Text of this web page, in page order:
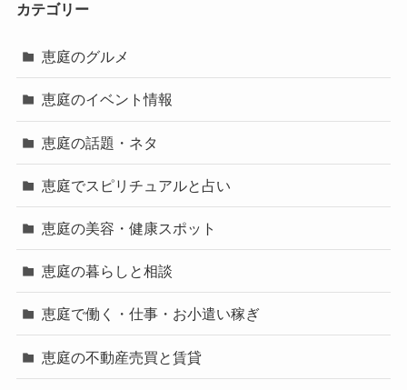
カテゴリー
恵庭のグルメ
恵庭のイベント情報
恵庭の話題・ネタ
恵庭でスピリチュアルと占い
恵庭の美容・健康スポット
恵庭の暮らしと相談
恵庭で働く・仕事・お小遣い稼ぎ
恵庭の不動産売買と賃貸